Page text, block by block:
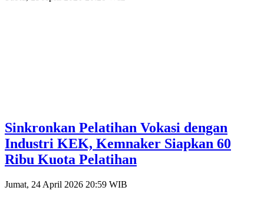
Sinkronkan Pelatihan Vokasi dengan
Industri KEK, Kemnaker Siapkan 60
Ribu Kuota Pelatihan
Jumat, 24 April 2026 20:59 WIB